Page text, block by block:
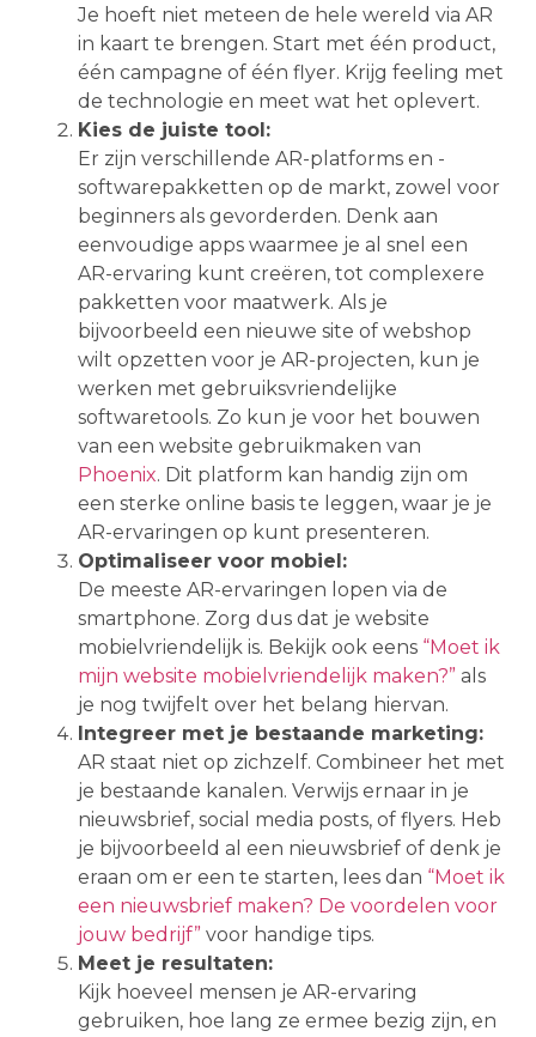
Je hoeft niet meteen de hele wereld via AR
in kaart te brengen. Start met één product,
één campagne of één flyer. Krijg feeling met
de technologie en meet wat het oplevert.
Kies de juiste tool:
Er zijn verschillende AR-platforms en -
softwarepakketten op de markt, zowel voor
beginners als gevorderden. Denk aan
eenvoudige apps waarmee je al snel een
AR-ervaring kunt creëren, tot complexere
pakketten voor maatwerk. Als je
bijvoorbeeld een nieuwe site of webshop
wilt opzetten voor je AR-projecten, kun je
werken met gebruiksvriendelijke
softwaretools. Zo kun je voor het bouwen
van een website gebruikmaken van
Phoenix. Dit platform kan handig zijn om
een sterke online basis te leggen, waar je je
AR-ervaringen op kunt presenteren.
Optimaliseer voor mobiel:
De meeste AR-ervaringen lopen via de
smartphone. Zorg dus dat je website
mobielvriendelijk is. Bekijk ook eens “Moet ik
mijn website mobielvriendelijk maken?” als
je nog twijfelt over het belang hiervan.
Integreer met je bestaande marketing:
AR staat niet op zichzelf. Combineer het met
je bestaande kanalen. Verwijs ernaar in je
nieuwsbrief, social media posts, of flyers. Heb
je bijvoorbeeld al een nieuwsbrief of denk je
eraan om er een te starten, lees dan “Moet ik
een nieuwsbrief maken? De voordelen voor
jouw bedrijf” voor handige tips.
Meet je resultaten:
Kijk hoeveel mensen je AR-ervaring
gebruiken, hoe lang ze ermee bezig zijn, en